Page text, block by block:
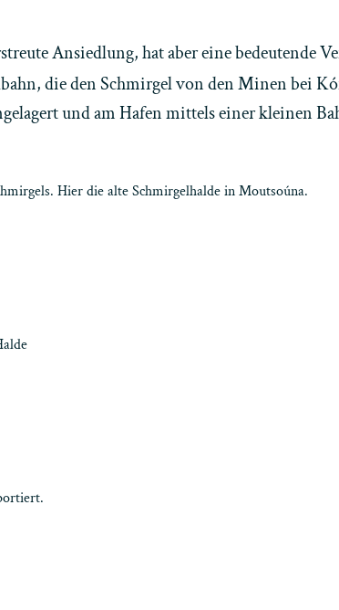
Ansiedlung, hat aber eine bedeutende
die den Schmirgel von den Minen bei
und am Hafen mittels einer kleinen
Hier die alte Schmirgelhalde in Moutsoúna.